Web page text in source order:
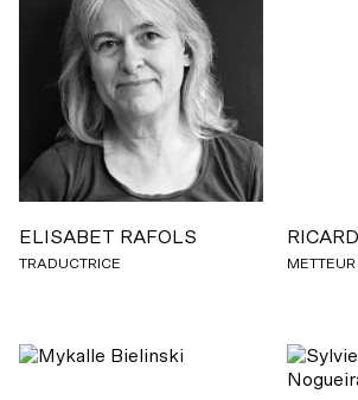
ELISABET RAFOLS
TRADUCTRICE